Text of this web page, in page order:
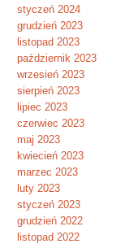
styczeń 2024
grudzień 2023
listopad 2023
październik 2023
wrzesień 2023
sierpień 2023
lipiec 2023
czerwiec 2023
maj 2023
kwiecień 2023
marzec 2023
luty 2023
styczeń 2023
grudzień 2022
listopad 2022